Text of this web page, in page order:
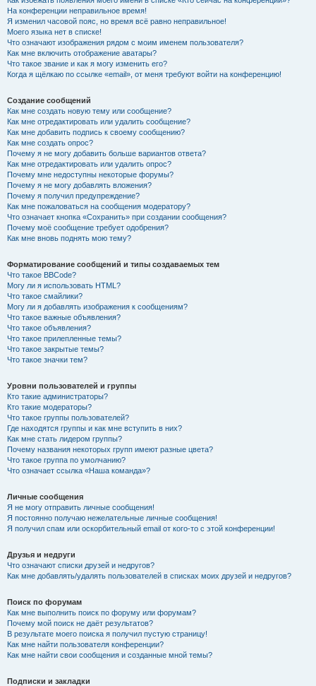
На конференции неправильное время!
Я изменил часовой пояс, но время всё равно неправильное!
Моего языка нет в списке!
Что означают изображения рядом с моим именем пользователя?
Как мне включить отображение аватары?
Что такое звание и как я могу изменить его?
Когда я щёлкаю по ссылке «email», от меня требуют войти на конференцию!
Создание сообщений
Как мне создать новую тему или сообщение?
Как мне отредактировать или удалить сообщение?
Как мне добавить подпись к своему сообщению?
Как мне создать опрос?
Почему я не могу добавить больше вариантов ответа?
Как мне отредактировать или удалить опрос?
Почему мне недоступны некоторые форумы?
Почему я не могу добавлять вложения?
Почему я получил предупреждение?
Как мне пожаловаться на сообщения модератору?
Что означает кнопка «Сохранить» при создании сообщения?
Почему моё сообщение требует одобрения?
Как мне вновь поднять мою тему?
Форматирование сообщений и типы создаваемых тем
Что такое BBCode?
Могу ли я использовать HTML?
Что такое смайлики?
Могу ли я добавлять изображения к сообщениям?
Что такое важные объявления?
Что такое объявления?
Что такое прилепленные темы?
Что такое закрытые темы?
Что такое значки тем?
Уровни пользователей и группы
Кто такие администраторы?
Кто такие модераторы?
Что такое группы пользователей?
Где находятся группы и как мне вступить в них?
Как мне стать лидером группы?
Почему названия некоторых групп имеют разные цвета?
Что такое группа по умолчанию?
Что означает ссылка «Наша команда»?
Личные сообщения
Я не могу отправить личные сообщения!
Я постоянно получаю нежелательные личные сообщения!
Я получил спам или оскорбительный email от кого-то с этой конференции!
Друзья и недруги
Что означают списки друзей и недругов?
Как мне добавлять/удалять пользователей в списках моих друзей и недругов?
Поиск по форумам
Как мне выполнить поиск по форуму или форумам?
Почему мой поиск не даёт результатов?
В результате моего поиска я получил пустую страницу!
Как мне найти пользователя конференции?
Как мне найти свои сообщения и созданные мной темы?
Подписки и закладки